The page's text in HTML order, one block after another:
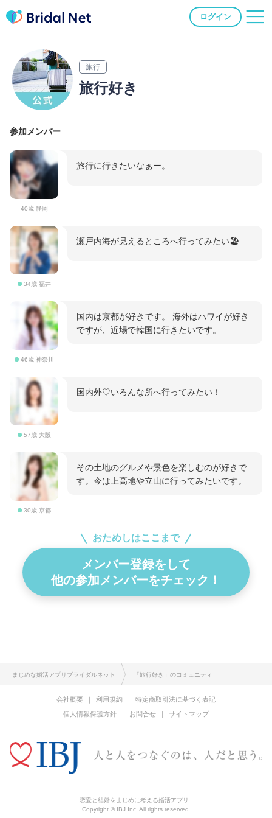
ログイン
旅行
旅行好き
参加メンバー
40歳 静岡
旅行に行きたいなぁー。
34歳 福井
瀬戸内海が見えるところへ行ってみたい🏖️
46歳 神奈川
国内は京都が好きです。 海外はハワイが好き
ですが、近場で韓国に行きたいです。
57歳 大阪
国内外♡いろんな所へ行ってみたい！
30歳 京都
その土地のグルメや景色を楽しむのが好きで
す。今は上高地や立山に行ってみたいです。
おためしはここまで
メンバー登録をして
他の参加メンバーをチェック！
まじめな婚活アプリブライダルネット 「旅行好き」のコミュニティ
会社概要 利用規約
特定商取引法に基づく表記
個人情報保護方針
お問合せ サイトマップ
恋愛と結婚をまじめに考える婚活アプリ
Copyright © IBJ Inc. All rights reserved.